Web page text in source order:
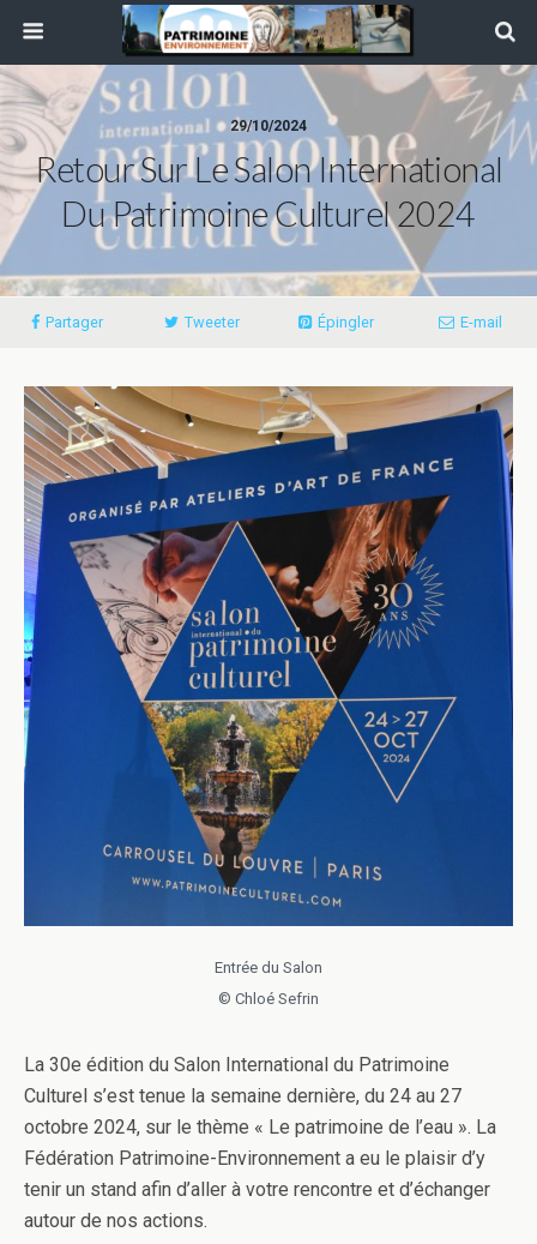
29/10/2024
Retour Sur Le Salon International
Du Patrimoine Culturel 2024
Partager Tweeter Épingler E-mail
Entrée du Salon
© Chloé Sefrin
La 30e édition du Salon International du Patrimoine
Culturel s’est tenue la semaine dernière, du 24 au 27
octobre 2024, sur le thème « Le patrimoine de l’eau ». La
Fédération Patrimoine-Environnement a eu le plaisir d’y
tenir un stand afin d’aller à votre rencontre et d’échanger
autour de nos actions.